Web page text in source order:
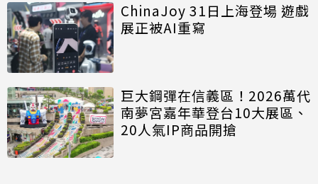
ChinaJoy 31日上海登場 遊戲
展正被AI重寫
巨大鋼彈在信義區！2026萬代
南夢宮嘉年華登台10大展區、
20人氣IP商品開搶